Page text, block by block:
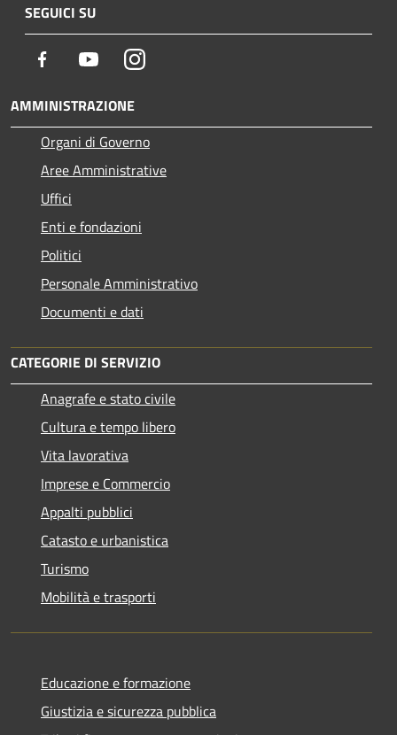
SEGUICI SU
Facebook YoutubeInstagram
AMMINISTRAZIONE
Organi di Governo
Aree Amministrative
Uffici
Enti e fondazioni
Politici
Personale Amministrativo
Documenti e dati
CATEGORIE DI SERVIZIO
Anagrafe e stato civile
Cultura e tempo libero
Vita lavorativa
Imprese e Commercio
Appalti pubblici
Catasto e urbanistica
Turismo
Mobilità e trasporti
Educazione e formazione
Giustizia e sicurezza pubblica